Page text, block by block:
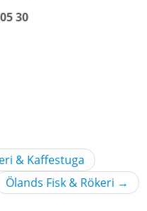
30
& Kaffestuga
Ölands Fisk & Rökeri →